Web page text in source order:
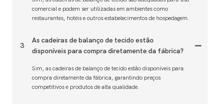
comercial e podem ser utilizadas em ambientes como
restaurantes, hotéis e outros estabelecimentos de hospedagem.
3
As cadeiras de balanço de tecido estão
disponíveis para compra diretamente da fábrica?
Sim, as cadeiras de balanço de tecido estão disponíveis para
compra diretamente da fábrica, garantindo preços
competitivos e produtos de alta qualidade.